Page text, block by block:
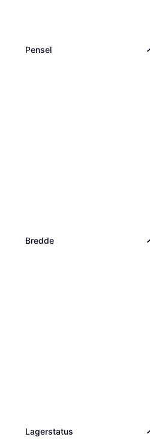
Pensel
Bredde
Lagerstatus